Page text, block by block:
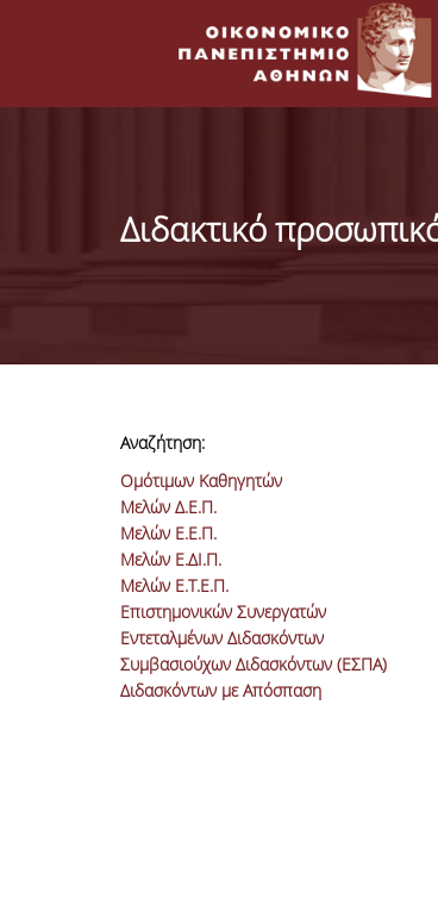
Διδακτικό
Αναζήτηση:
Ομότιμων Καθηγητών
Μελών Δ.Ε.Π.
Μελών Ε.Ε.Π.
Μελών Ε.ΔΙ.Π.
Μελών Ε.Τ.Ε.Π.
Επιστημονικών Συνεργατών
Εντεταλμένων Διδασκόντων
Συμβασιούχων Διδασκόντων (ΕΣΠΑ)
Διδασκόντων με Απόσπαση